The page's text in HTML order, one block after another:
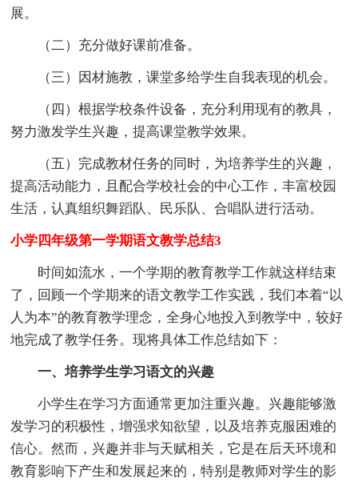
展。
（二）充分做好课前准备。
（三）因材施教，课堂多给学生自我表现的机会。
（四）根据学校条件设备，充分利用现有的教具，
努力激发学生兴趣，提高课堂教学效果。
（五）完成教材任务的同时，为培养学生的兴趣，
提高活动能力，且配合学校社会的中心工作，丰富校园
生活，认真组织舞蹈队、民乐队、合唱队进行活动。
小学四年级第一学期语文教学总结3
时间如流水，一个学期的教育教学工作就这样结束
了，回顾一个学期来的语文教学工作实践，我们本着“以
人为本”的教育教学理念，全身心地投入到教学中，较好
地完成了教学任务。现将具体工作总结如下：
一、培养学生学习语文的兴趣
小学生在学习方面通常更加注重兴趣。兴趣能够激
发学习的积极性，增强求知欲望，以及培养克服困难的
信心。然而，兴趣并非与天赋相关，它是在后天环境和
教育影响下产生和发展起来的，特别是教师对学生的影